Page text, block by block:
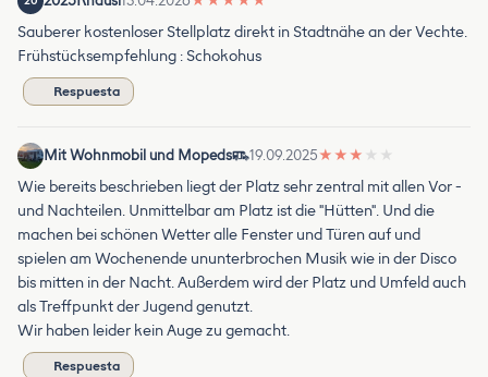
Sauberer kostenloser Stellplatz direkt in Stadtnähe an der Vechte.
Frühstücksempfehlung : Schokohus
Respuesta
Mit Wohnmobil und Mopeds 19.09.2025★ ★ ★ ★ ★
Wie bereits beschrieben liegt der Platz sehr zentral mit allen Vor -
und Nachteilen. Unmittelbar am Platz ist die "Hütten". Und die
machen bei schönen Wetter alle Fenster und Türen auf und
spielen am Wochenende ununterbrochen Musik wie in der Disco
bis mitten in der Nacht. Außerdem wird der Platz und Umfeld auch
als Treffpunkt der Jugend genutzt.
Wir haben leider kein Auge zu gemacht.
Respuesta